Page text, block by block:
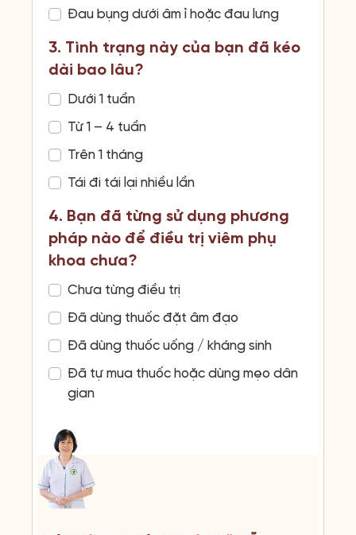
Đau bụng dưới âm ỉ hoặc đau lưng
3. Tình trạng này của bạn đã kéo
dài bao lâu?
Dưới 1 tuần
Từ 1 – 4 tuần
Trên 1 tháng
Tái đi tái lại nhiều lần
4. Bạn đã từng sử dụng phương
pháp nào để điều trị viêm phụ
khoa chưa?
Chưa từng điều trị
Đã dùng thuốc đặt âm đạo
Đã dùng thuốc uống / kháng sinh
Đã tự mua thuốc hoặc dùng mẹo dân
gian